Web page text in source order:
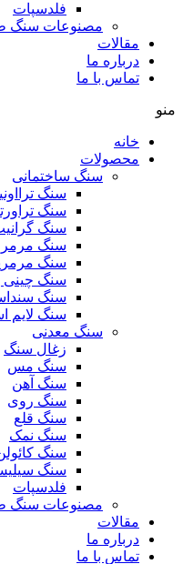
فلدسپات
مصنوعات سنگ
مقالات
درباره ما
تماس با ما
منو
خانه
محصولات
سنگ ساختمانی
سنگ
سنگ
سنگ
سنگ مرمر
سنگ
سنگ چینی
سنگ
سنگ لایم
سنگ معدنی
زغال سنگ
سنگ مس
سنگ آهن
سنگ روی
سنگ قلع
سنگ نمک
سنگ
سنگ
فلدسپات
مصنوعات سنگ
مقالات
درباره ما
تماس با ما